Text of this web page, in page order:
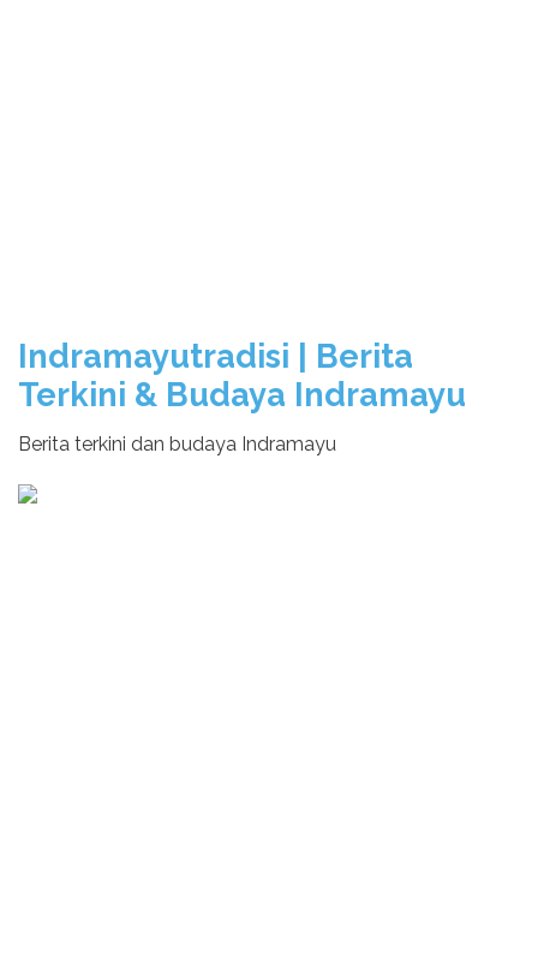
Indramayutradisi | Berita
Terkini & Budaya Indramayu
Berita terkini dan budaya Indramayu